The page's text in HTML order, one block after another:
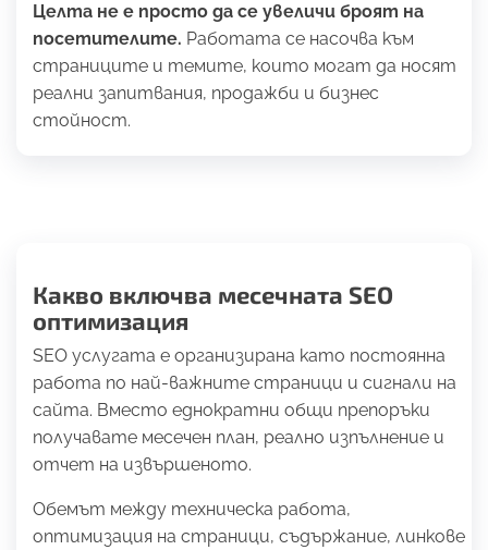
Целта не е просто да се увеличи броят на
посетителите. Работата се насочва към
страниците и темите, които могат да носят
реални запитвания, продажби и бизнес
стойност.
Какво включва месечната SEO
оптимизация
SEO услугата е организирана като постоянна
работа по най-важните страници и сигнали на
сайта. Вместо еднократни общи препоръки
получавате месечен план, реално изпълнение и
отчет на извършеното.
Обемът между техническа работа,
оптимизация на страници, съдържание, линкове